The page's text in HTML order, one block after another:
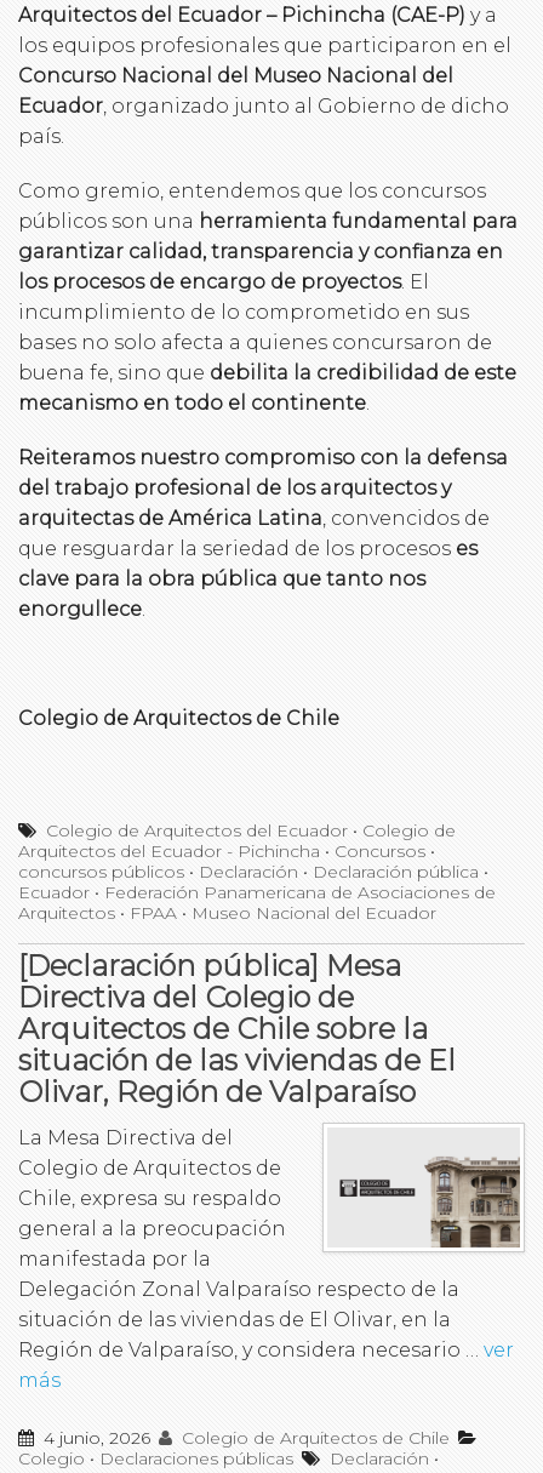
Arquitectos del Ecuador – Pichincha (CAE-P) y a
los equipos profesionales que participaron en el
Concurso Nacional del Museo Nacional del
Ecuador, organizado junto al Gobierno de dicho
país.
Como gremio, entendemos que los concursos
públicos son una herramienta fundamental para
garantizar calidad, transparencia y confianza en
los procesos de encargo de proyectos. El
incumplimiento de lo comprometido en sus
bases no solo afecta a quienes concursaron de
buena fe, sino que debilita la credibilidad de este
mecanismo en todo el continente.
Reiteramos nuestro compromiso con la defensa
del trabajo profesional de los arquitectos y
arquitectas de América Latina, convencidos de
que resguardar la seriedad de los procesos es
clave para la obra pública que tanto nos
enorgullece.
Colegio de Arquitectos de Chile
Colegio de Arquitectos del Ecuador • Colegio de
Arquitectos del Ecuador - Pichincha • Concursos •
concursos públicos • Declaración • Declaración pública •
Ecuador • Federación Panamericana de Asociaciones de
Arquitectos • FPAA • Museo Nacional del Ecuador
[Declaración pública] Mesa
Directiva del Colegio de
Arquitectos de Chile sobre la
situación de las viviendas de El
Olivar, Región de Valparaíso
La Mesa Directiva del
Colegio de Arquitectos de
Chile, expresa su respaldo
general a la preocupación
manifestada por la
Delegación Zonal Valparaíso respecto de la
situación de las viviendas de El Olivar, en la
Región de Valparaíso, y considera necesario … ver
más
4 junio, 2026
Colegio de Arquitectos de Chile
Colegio • Declaraciones públicas Declaración •